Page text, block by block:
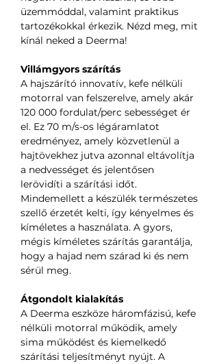
üzemmóddal, valamint praktikus
tartozékokkal érkezik. Nézd meg, mit
kínál neked a Deerma!
Villámgyors szárítás
A hajszárító innovatív, kefe nélküli
motorral van felszerelve, amely akár
120 000 fordulat/perc sebességet ér
el. Ez 70 m/s-os légáramlatot
eredményez, amely közvetlenül a
hajtövekhez jutva azonnal eltávolítja
a nedvességet és jelentősen
lerövidíti a szárítási időt.
Mindemellett a készülék természetes
szellő érzetét kelti, így kényelmes és
kíméletes a használata. A gyors,
mégis kíméletes szárítás garantálja,
hogy a hajad nem szárad ki és nem
sérül meg.
Átgondolt kialakítás
A Deerma eszköze háromfázisú, kefe
nélküli motorral működik, amely
sima működést és kiemelkedő
szárítási teljesítményt nyújt. A